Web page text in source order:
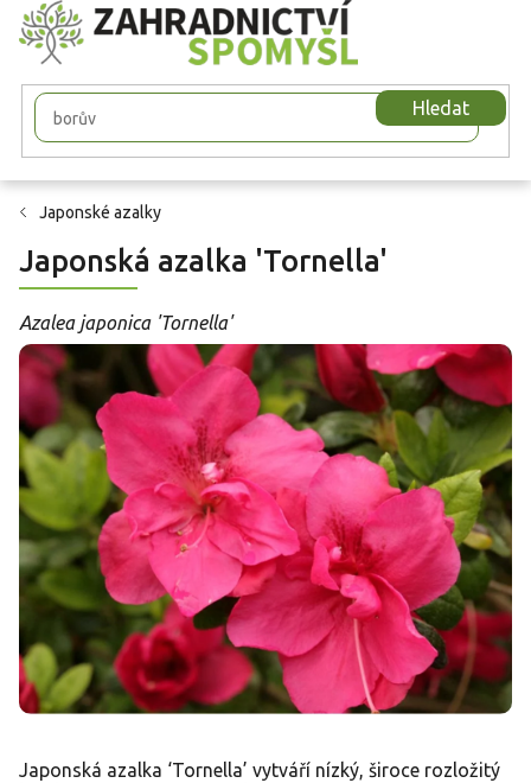
Přejít
na
obsah
Hledat
Japonské azalky
Japonská azalka 'Tornella'
Azalea japonica 'Tornella'
Japonská azalka ‘Tornella’ vytváří nízký, široce rozložitý